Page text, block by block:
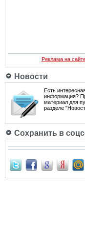
Реклама на
Новости
Есть
информация?
материал для
разделе
Сохранить в